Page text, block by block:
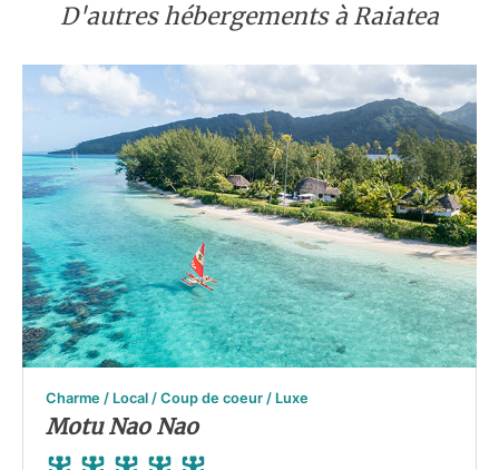
D'autres hébergements à Raiatea
Charme / Local / Coup de coeur / Luxe
Motu Nao Nao